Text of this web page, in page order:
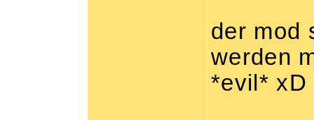
der mod
werden
*evil* xD